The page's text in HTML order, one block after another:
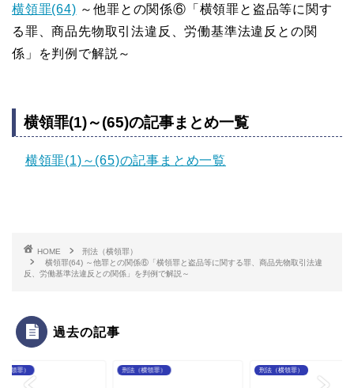
横領罪(64) ～他罪との関係⑥「横領罪と盗品等に関す
る罪、商品先物取引法違反、労働基準法違反との関
係」を判例で解説～
横領罪(1)～(65)の記事まとめ一覧
横領罪(1)～(65)の記事まとめ一覧
HOME
刑法（横領罪）
横領罪(64) ～他罪との関係⑥「横領罪と盗品等に関する罪、商品先物取引法違
反、労働基準法違反との関係」を判例で解説～
過去の記事
横領罪） 刑法（横領罪） 刑法（横領罪）